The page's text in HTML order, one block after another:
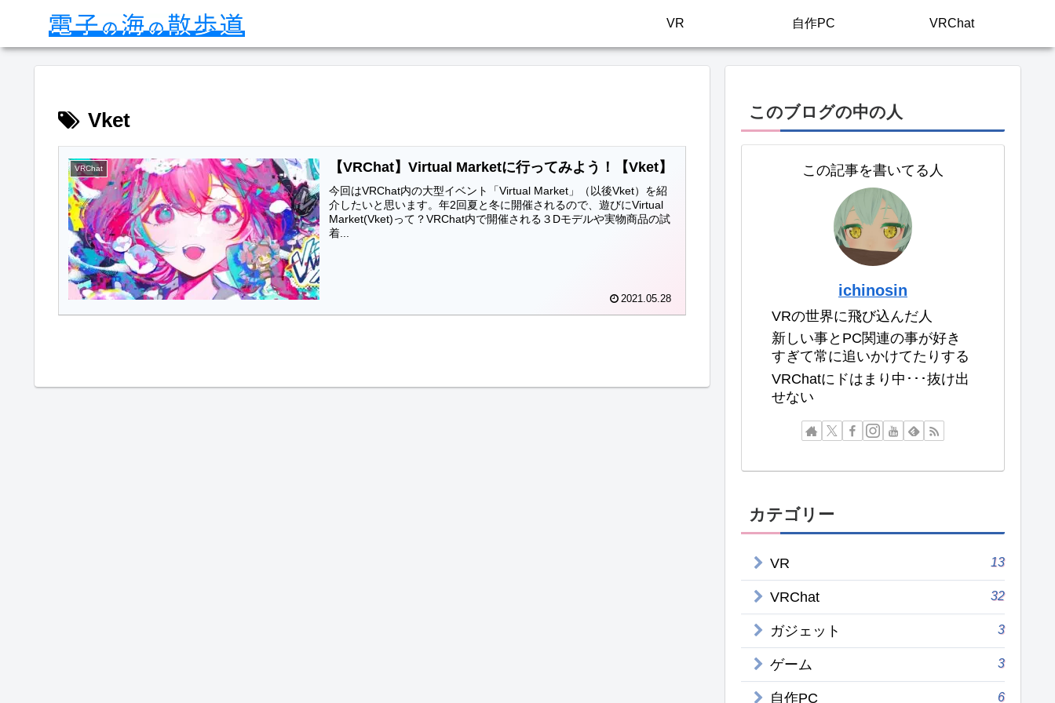
VR 自作PC VRChat
Vket
VRChat 【VRChat】Virtual Marketに行ってみよう！【Vket】
今回はVRChat内の大型イベント「Virtual Market」（以後Vket）を紹
介したいと思います。年2回夏と冬に開催されるので、遊びにVirtual
Market(Vket)って？VRChat内で開催される３Dモデルや実物商品の試
着...
2021.05.28
このブログの中の人
この記事を書いてる人
ichinosin
VRの世界に飛び込んだ人
新しい事とPC関連の事が好き
すぎて常に追いかけてたりする
VRChatにドはまり中･･･抜け出
せない
カテゴリー
VR 13
VRChat 32
ガジェット 3
ゲーム 3
自作PC 6